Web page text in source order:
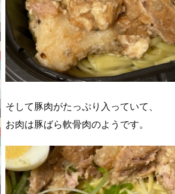
そして豚肉がたっぷり入っていて、
お肉は豚ばら軟骨肉のようです。